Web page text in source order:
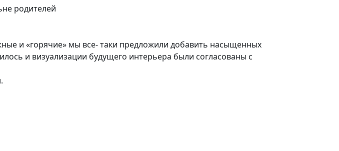
родителей
и «горячие» мы все- таки предложили добавить насыщенных
и визуализации будущего интерьера были согласованы с